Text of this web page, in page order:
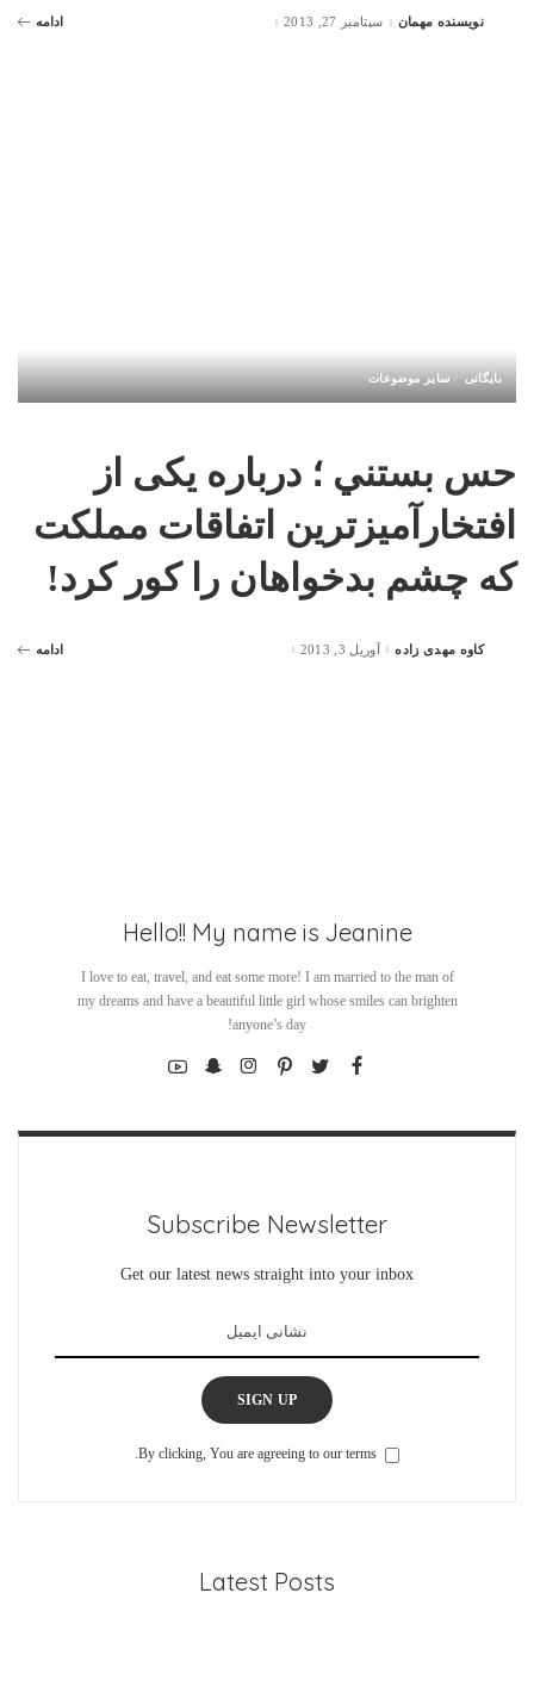
Postedنویسنده مهمان سپتامبر 27, 2013 ادامه
بایگانی سایر موضوعات
حس بستني ؛ درباره یکی از
افتخارآمیزترین اتفاقات مملکت
که چشم بدخواهان را کور کرد!
Postedکاوه مهدی زاده آوریل 3, 2013 ادامه
Hello!! My name is Jeanine
I love to eat, travel, and eat some more! I am married to the man of
my dreams and have a beautiful little girl whose smiles can brighten
anyone’s day!
Subscribe Newsletter
Get our latest news straight into your inbox
SIGN UP
By clicking, You are agreeing to our terms.
Latest Posts